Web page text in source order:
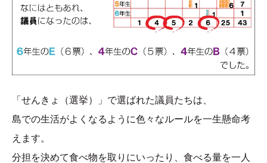
「せんきょ（選挙）」で選ばれた議員たちは、
島での生活がよくなるように色々なルールを一生懸命考
えます。
分担を決めて食べ物を取りにいったり、食べる量を一人